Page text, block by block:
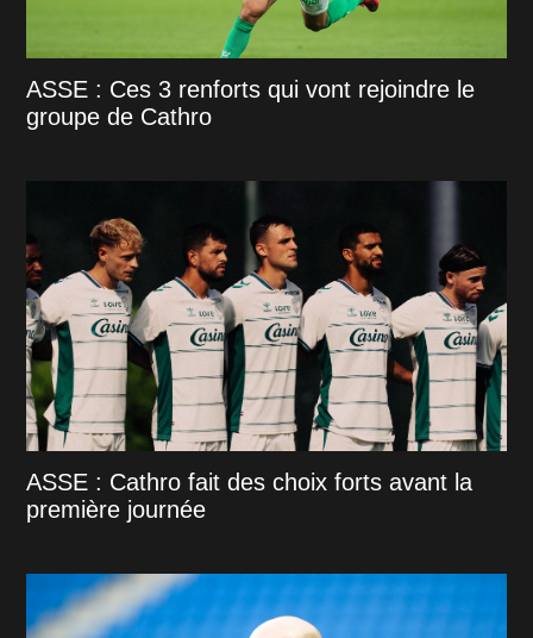
ASSE : Ces 3 renforts qui vont rejoindre le
groupe de Cathro
ASSE : Cathro fait des choix forts avant la
première journée